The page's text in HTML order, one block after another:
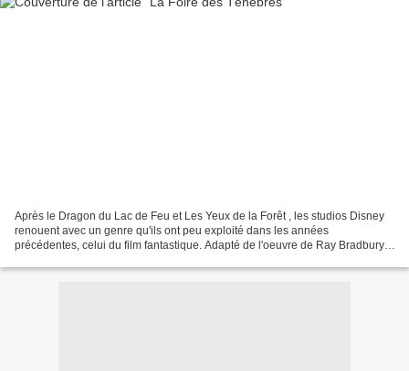
Après le Dragon du Lac de Feu et Les Yeux de la Forêt , les studios Disney
renouent avec un genre qu'ils ont peu exploité dans les années
précédentes, celui du film fantastique. Adapté de l'oeuvre de Ray Bradbury,